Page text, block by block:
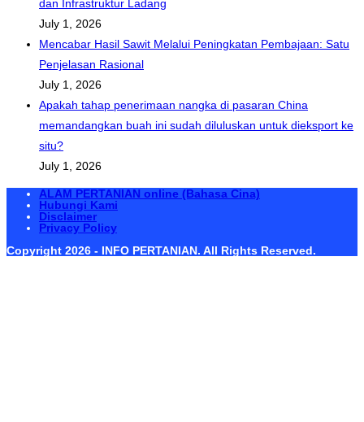
dan Infrastruktur Ladang
July 1, 2026
Mencabar Hasil Sawit Melalui Peningkatan Pembajaan: Satu
Penjelasan Rasional
July 1, 2026
Apakah tahap penerimaan nangka di pasaran China
memandangkan buah ini sudah diluluskan untuk dieksport ke
situ?
July 1, 2026
ALAM PERTANIAN online (Bahasa Cina)
Hubungi Kami
Disclaimer
Privacy Policy
Copyright 2026 - INFO PERTANIAN. All Rights Reserved.